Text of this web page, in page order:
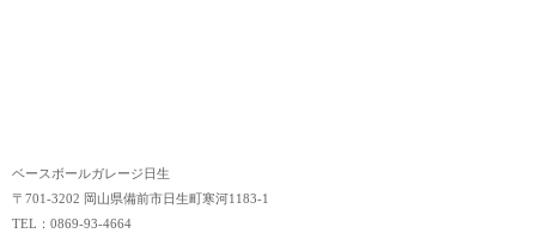
ベースボールガレージ日生
〒701-3202 岡山県備前市日生町寒河1183-1
TEL：0869-93-4664